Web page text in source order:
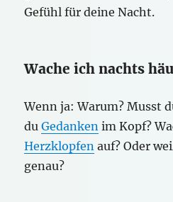
Gefühl für deine Nacht.
Wache ich nachts
Wenn ja: Warum? Musst
duGedanken im Kopf?
Herzklopfen auf? Oder
genau?